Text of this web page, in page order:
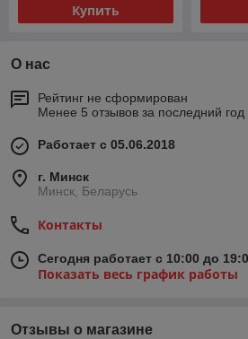
Купить
О нас
Рейтинг не сформирован
Менее 5 отзывов за последний год
Работает с 05.06.2018
г. Минск
Минск, Беларусь
Контакты
Сегодня работает с 10:00 до
Показать весь график работы
Отзывы о магазине